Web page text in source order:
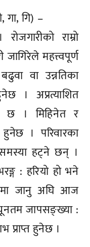
गि) –
राम्रो
महत्त्वपूर्ण
वा उन्नतिका
। अप्रत्याशित
छ । मिहिनेत र
हुनेछ । परिवारका
हट्ने छन् ।
: हरियो हो भने
जानु अघि आज
जापसङ्ख्या :
प्राप्त हुनेछ ।